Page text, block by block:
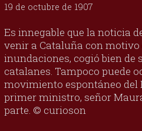
19 de octubre de 1907
Es innegable que la noticia
venir a Cataluña con motivo
inundaciones, cogió bien de
catalanes. Tampoco puede
movimiento espontáneo del
primer ministro, señor
parte. © curioson